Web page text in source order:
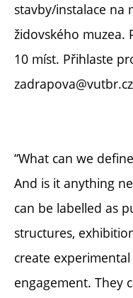
stavby/instalace na
židovského muzea.
10 míst. Přihlaste
zadrapova@vutbr.cz
“What can we
And is it anything
can be labelled as
structures,
create
engagement. They